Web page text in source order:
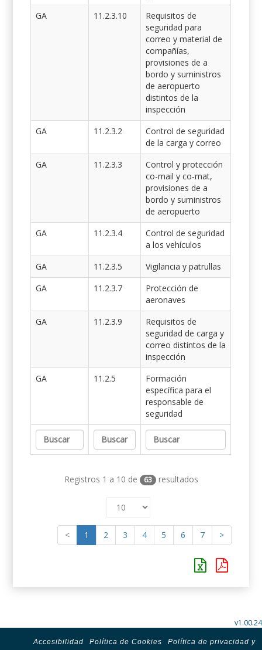
GA
11.2.3.10
Requisitos de
seguridad para
correo y material de
compañías,
provisiones de a
bordo y suministros
de aeropuerto
distintos de la
inspección
GA
11.2.3.2
Control de seguridad
de la carga y correo
GA
11.2.3.3
Control y protección
co-mail y co-mat,
provisiones de a
bordo y suministros
de aeropuerto
GA
11.2.3.4
Control de seguridad
a los vehículos
GA
11.2.3.5
Vigilancia y patrullas
GA
11.2.3.7
Protección de
aeronaves
GA
11.2.3.9
Requisitos de
seguridad de carga y
correo distintos de la
inspección
GA
11.2.5
Formación
específica para el
responsable de
seguridad
Registros 1 a 10 de 63 resultados
< 1 2 3 4 5 6 7 >
v1.00.24
Accesibilidad Política de Cookies
Política de privacidad y